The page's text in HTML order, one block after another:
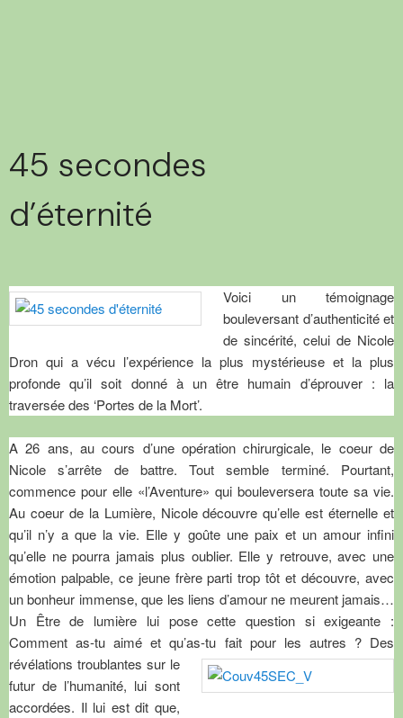
45 secondes
d’éternité
Voici un témoignage
bouleversant d’authenticité et
de sincérité, celui de Nicole
Dron qui a vécu l’expérience la plus mystérieuse et la plus
profonde qu’il soit donné à un être humain d’éprouver : la
traversée des ‘Portes de la Mort’.
A 26 ans, au cours d’une opération chirurgicale, le coeur de
Nicole s’arrête de battre. Tout semble terminé. Pourtant,
commence pour elle «l’Aventure» qui bouleversera toute sa vie.
Au coeur de la Lumière, Nicole découvre qu’elle est éternelle et
qu’il n’y a que la vie. Elle y goûte une paix et un amour infini
qu’elle ne pourra jamais plus oublier. Elle y retrouve, avec une
émotion palpable, ce jeune frère parti trop tôt et découvre, avec
un bonheur immense, que les liens d’amour ne meurent jamais…
Un Être de lumière lui pose cette question si exigeante :
Comment as-tu aimé et qu’as-tu fait pour les autres ?Des
révélations troublantes sur le
futur de l’humanité, lui sont
accordées. Il lui est dit que,